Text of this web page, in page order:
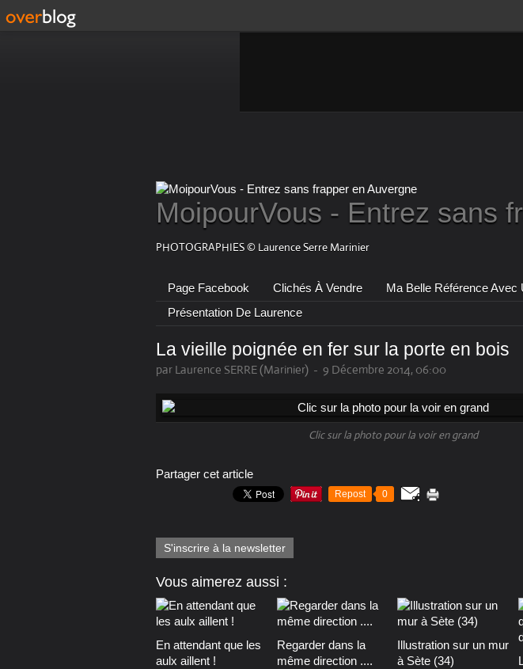
MoipourVous - Entrez sans
PHOTOGRAPHIES © Laurence Serre Marinier
Page Facebook Clichés À Vendre Ma Belle Référence
Présentation De Laurence
La vieille poignée en fer sur la porte en bois
par Laurence SERRE (Marinier) - 9 Décembre 2014, 06:00
Clic sur la photo pour la voir en grand
Partager cet article
Repost 0
S'inscrire à la newsletter
Vous aimerez aussi :
En attendant que les
aulx aillent !
Regarder dans la
même direction ....
Illustration sur un mur
à Sète (34)